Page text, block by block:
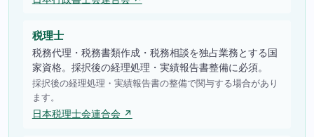
税理士
税務代理・税務書類作成・税務相談を独占業務とする国
家資格。採択後の経理処理・実績報告書整備に必須。
採択後の経理処理・実績報告書の整備で関与する場合があり
ます。
日本税理士会連合会 ↗